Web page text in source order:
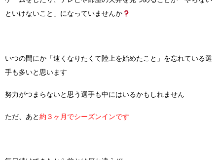
といけないこと」になっていませんか
いつの間にか「速くなりたくて陸上を始めたこと」を忘れている選
手も多いと思います
努力がつまらないと思う選手も中にはいるかもしれません
ただ、あと 約３ヶ月でシーズンインです